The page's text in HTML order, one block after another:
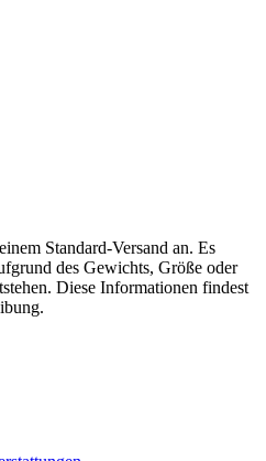
Standard-Versand an. Es
des Gewichts, Größe oder
Diese Informationen findest